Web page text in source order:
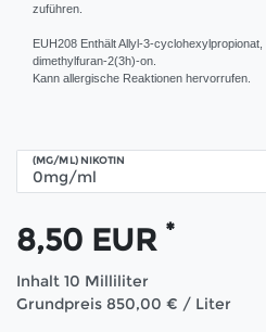
zuführen.
EUH208 Enthält Allyl-3-
dimethylfuran-2(3h)-on.
Kann allergische Reaktionen hervorrufen.
(MG/ML) NIKOTIN
8,50 EUR *
Inhalt 10 Milliliter
Grundpreis 850,00 € / Liter